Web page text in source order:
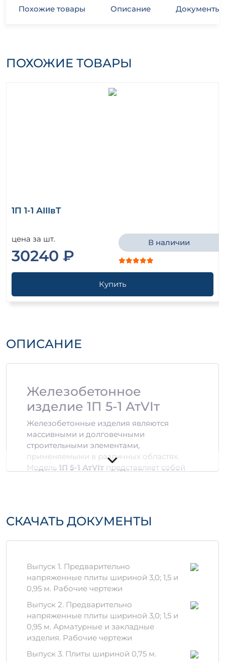
Похожие товары Описание Документы
ПОХОЖИЕ ТОВАРЫ
1П 1-1 АIIIвТ
цена за шт.
30240 ₽
В наличии
Купить
ОПИСАНИЕ
Железобетонное
изделие 1П 5-1 АтVIт
Железобетонные изделия являются
массивными и долговечными
строительными элементами,
применяемыми в различных областях.
Модель 1П 5-1 АтVIт представляет собой
Технические
Объем:0,68 м³ и 2,0757 м³
Класс бетона:В25
Армирование:стальная арматура,
обеспечивающая высокую прочность
на сжатие и растяжение
Материалы и
производственный
процесс
СКАЧАТЬ ДОКУМЕНТЫ
Выпуск 1. Предварительно
напряженные плиты шириной 3,0; 1,5 и
0,95 м. Рабочие чертежи
Выпуск 2. Предварительно
напряженные плиты шириной 3,0; 1,5 и
0,95 м. Арматурные и закладные
изделия. Рабочие чертежи
Выпуск 3. Плиты шириной 0,75 м.